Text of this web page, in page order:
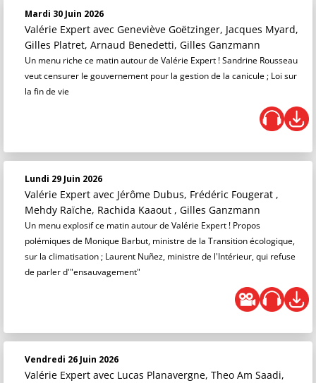
Mardi 30 Juin 2026
Valérie Expert avec Geneviève Goëtzinger, Jacques Myard,
Gilles Platret, Arnaud Benedetti, Gilles Ganzmann
Un menu riche ce matin autour de Valérie Expert ! Sandrine Rousseau
veut censurer le gouvernement pour la gestion de la canicule ; Loi sur
la fin de vie
Lundi 29 Juin 2026
Valérie Expert avec Jérôme Dubus, Frédéric Fougerat ,
Mehdy Raïche, Rachida Kaaout , Gilles Ganzmann
Un menu explosif ce matin autour de Valérie Expert ! Propos
polémiques de Monique Barbut, ministre de la Transition écologique,
sur la climatisation ; Laurent Nuñez, ministre de l'Intérieur, qui refuse
de parler d'"ensauvagement"
Vendredi 26 Juin 2026
Valérie Expert avec Lucas Planavergne, Theo Am Saadi,